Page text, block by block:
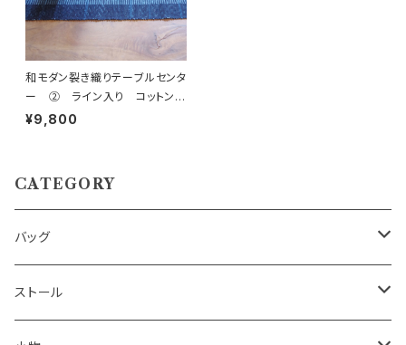
和モダン裂き織りテーブルセンタ
ー ② ライン入り コットン1
00％
¥9,800
CATEGORY
バッグ
ハンドバッグ
ストール